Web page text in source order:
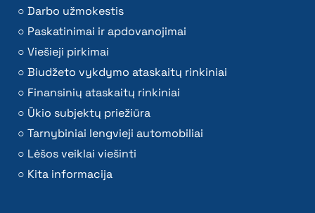
Darbo užmokestis
Paskatinimai ir apdovanojimai
Viešieji pirkimai
Biudžeto vykdymo ataskaitų rinkiniai
Finansinių ataskaitų rinkiniai
Ūkio subjektų priežiūra
Tarnybiniai lengvieji automobiliai
Lėšos veiklai viešinti
Kita informacija